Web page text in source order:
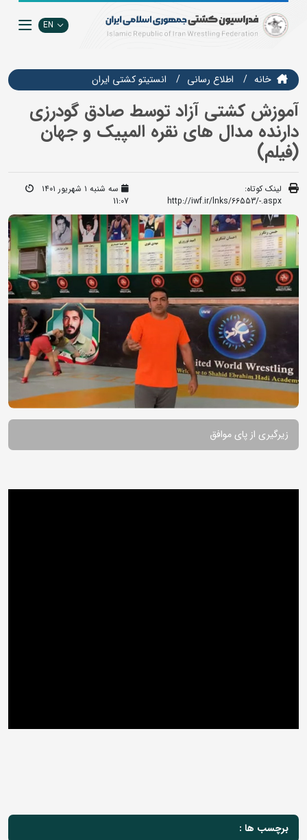
EN
خانه اطلاع رسانی انستيتو كشتي ايران
آموزش کشتی آزاد توسط صادق گودرزی
دارنده مدال های نقره المپیک و جهان
(فیلم)
لینک کوتاه:
http://iwf.ir/lnks/66553/-.aspx
سه شنبه ۱ شهریور ۱۴۰۱
11:07
زیرگیری از پای موافق
برچسب ها :